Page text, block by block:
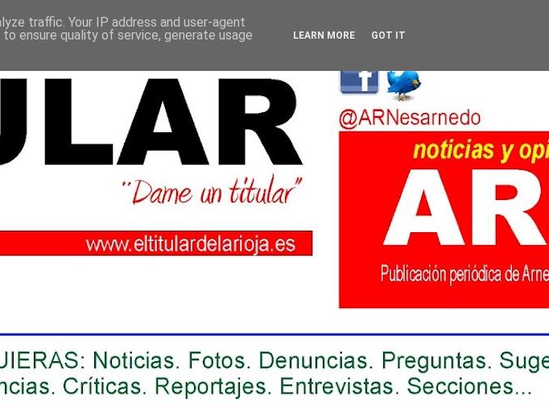
traffic. Your IP address and user-agent
ensure quality of service, generate usage
LEARN MORE GOT IT